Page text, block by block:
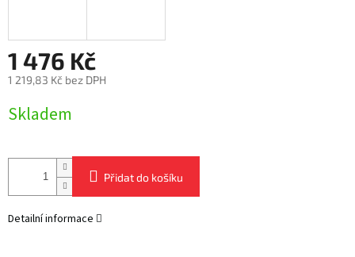
1 476 Kč
1 219,83 Kč bez DPH
cena:
Skladem
Přidat do košíku
Detailní informace